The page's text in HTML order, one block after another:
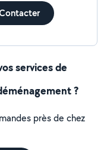
services de
?
près de chez